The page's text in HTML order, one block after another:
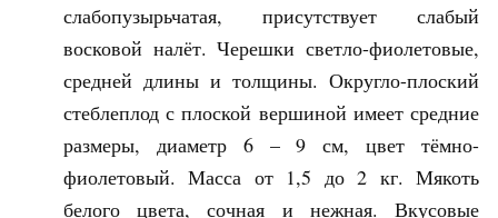
слабопузырьчатая, присутствует слабый
восковой налёт. Черешки светло-фиолетовые,
средней длины и толщины. Округло-плоский
стеблеплод с плоской вершиной имеет средние
размеры, диаметр 6 – 9 см, цвет тёмно-
фиолетовый. Масса от 1,5 до 2 кг. Мякоть
белого цвета, сочная и нежная. Вкусовые